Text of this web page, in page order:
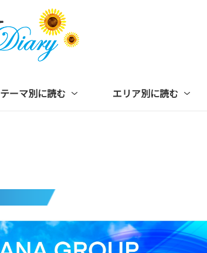
テーマ別に読む エリア別に読む